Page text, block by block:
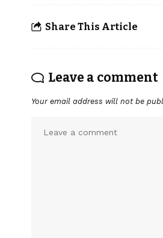
Share This Article
Leave a comment
Your email address will not be